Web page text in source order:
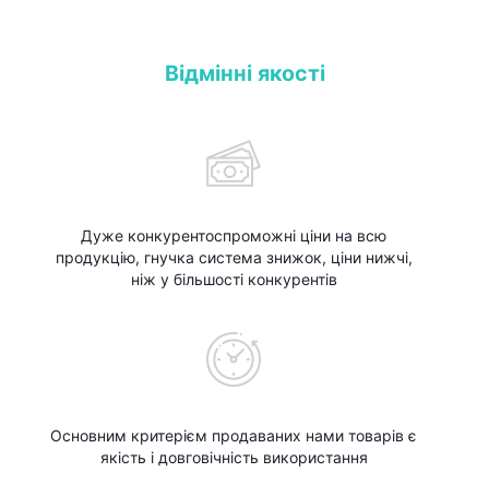
Відмінні якості
Дуже конкурентоспроможні ціни на всю
продукцію, гнучка система знижок, ціни нижчі,
ніж у більшості конкурентів
Основним критерієм продаваних нами товарів є
якість і довговічність використання